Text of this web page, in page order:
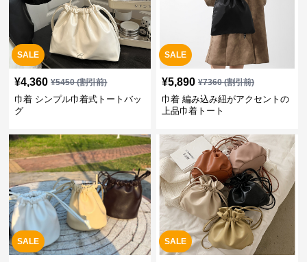
SALE
¥4,360 ¥5450(割引前)
巾着 シンプル巾着式トートバッ
グ
SALE
¥5,890 ¥7360(割引前)
巾着 編み込み紐がアクセントの
上品巾着トート
SALE SALE